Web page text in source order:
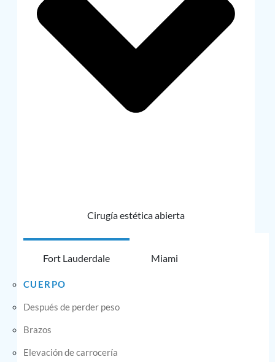
Cirugía estética abierta
Fort Lauderdale Miami
CUERPO
Después de perder peso
Brazos
Elevación de carrocería